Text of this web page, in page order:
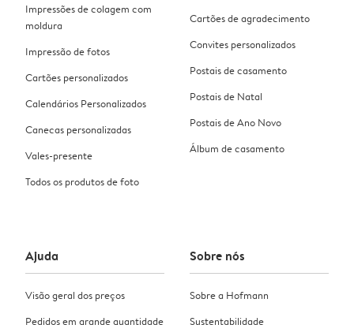
Impressões de colagem com
moldura
Impressão de fotos
Cartões personalizados
Calendários Personalizados
Canecas personalizadas
Vales-presente
Todos os produtos de foto
Cartões de agradecimento
Convites personalizados
Postais de casamento
Postais de Natal
Postais de Ano Novo
Álbum de casamento
Ajuda
Visão geral dos preços
Pedidos em grande quantidade
Sobre nós
Sobre a Hofmann
Sustentabilidade